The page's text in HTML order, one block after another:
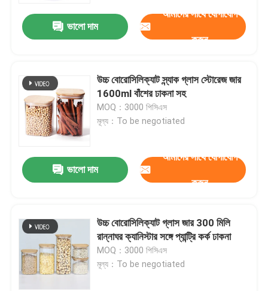
ভালো দাম
আমাদের সাথে যোগাযোগ
করুন
উচ্চ বোরোসিলিক্যাট স্ন্যাক গ্লাস স্টোরেজ জার
1600ml বাঁশের ঢাকনা সহ
MOQ：3000 পিসিএস
মূল্য：To be negotiated
ভালো দাম
আমাদের সাথে যোগাযোগ
করুন
উচ্চ বোরোসিলিক্যাট গ্লাস জার 300 মিলি
রান্নাঘর ক্যানিস্টার সঙ্গে প্যান্ট্রি কর্ক ঢাকনা
MOQ：3000 পিসিএস
মূল্য：To be negotiated